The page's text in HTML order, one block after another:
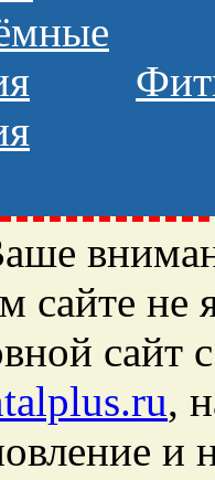
сайте не
сайт
,
и